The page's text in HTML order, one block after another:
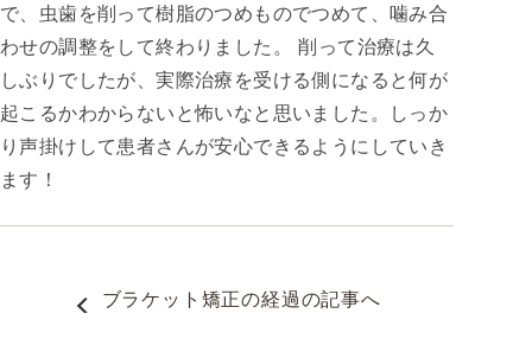
で、虫歯を削って樹脂のつめものでつめて、噛み合
わせの調整をして終わりました。 削って治療は久
しぶりでしたが、実際治療を受ける側になると何が
起こるかわからないと怖いなと思いました。しっか
り声掛けして患者さんが安心できるようにしていき
ます！
ブラケット矯正の経過の記事へ